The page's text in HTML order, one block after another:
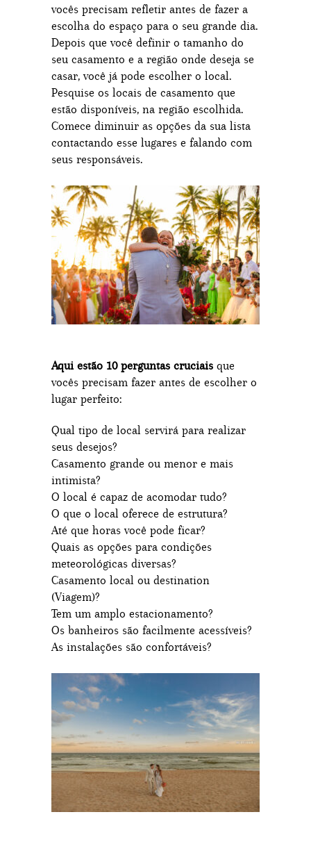
vocês precisam refletir antes de fazer a
escolha do espaço para o seu grande dia.
Depois que você definir o tamanho do
seu casamento e a região onde deseja se
casar, você já pode escolher o local.
Pesquise os locais de casamento que
estão disponíveis, na região escolhida.
Comece diminuir as opções da sua lista
contactando esse lugares e falando com
seus responsáveis.
Aqui estão 10 perguntas cruciais que
vocês precisam fazer antes de escolher o
lugar perfeito:
Qual tipo de local servirá para realizar
seus desejos?
Casamento grande ou menor e mais
intimista?
O local é capaz de acomodar tudo?
O que o local oferece de estrutura?
Até que horas você pode ficar?
Quais as opções para condições
meteorológicas diversas?
Casamento local ou destination
(Viagem)?
Tem um amplo estacionamento?
Os banheiros são facilmente acessíveis?
As instalações são confortáveis?